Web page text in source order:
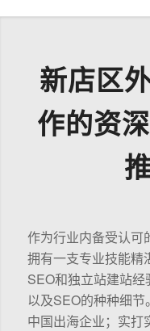
新店区
作的资
作为行业内备受认可
拥有一支专业技能精
SEO和独立站建站
以及SEO的种种细
中国出海企业；实打